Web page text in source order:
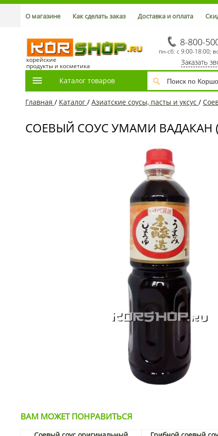
О магазине Как сделать заказ Доставка и оплата
корейские
продукты и косметика
8-800-
пн-сб: с 9:00-18:00;
Заказать
Каталог товаров
Главная / Каталог / Азиатские соусы, пасты и уксус /
СОЕВЫЙ СОУС УМАМИ ВАДАКАН
ВАМ МОЖЕТ ПОНРАВИТЬСЯ